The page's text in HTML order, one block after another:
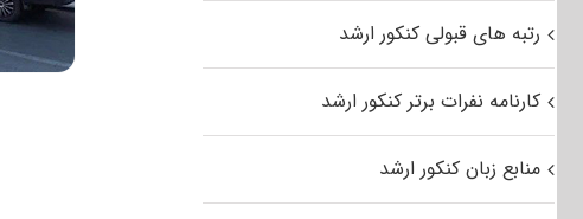
رتبه های قبولی کنکور ارشد
کارنامه نفرات برتر کنکور ارشد
منابع زبان کنکور ارشد